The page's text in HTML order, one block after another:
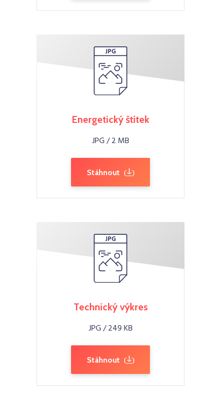
Energetický štítek
JPG / 2 MB
Stáhnout
Technický výkres
JPG / 249 KB
Stáhnout